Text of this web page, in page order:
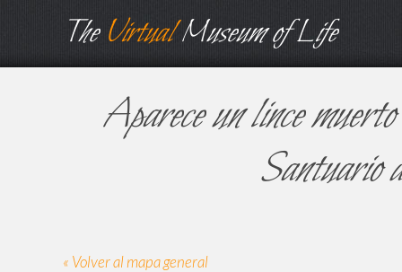
TheVirtualMuseum of Life
Aparece un lince
Santuario
« Volver al mapa general